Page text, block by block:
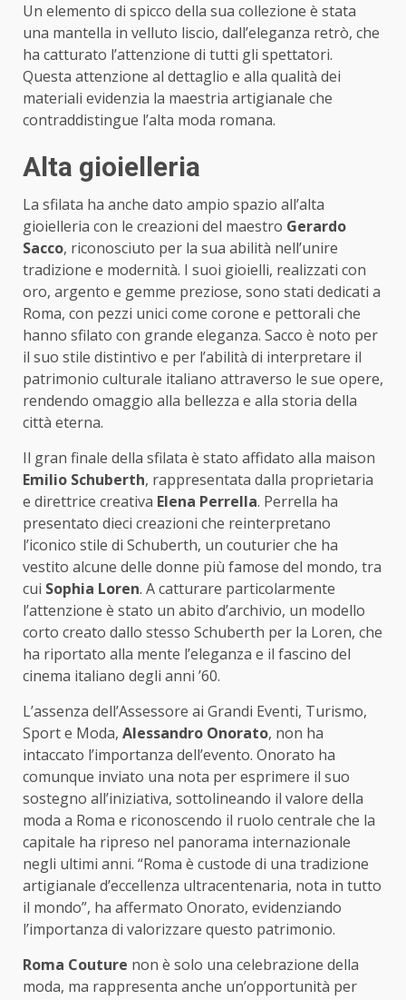
Un elemento di spicco della sua collezione è stata
una mantella in velluto liscio, dall’eleganza retrò, che
ha catturato l’attenzione di tutti gli spettatori.
Questa attenzione al dettaglio e alla qualità dei
materiali evidenzia la maestria artigianale che
contraddistingue l’alta moda romana.
Alta gioielleria
La sfilata ha anche dato ampio spazio all’alta
gioielleria con le creazioni del maestro Gerardo
Sacco, riconosciuto per la sua abilità nell’unire
tradizione e modernità. I suoi gioielli, realizzati con
oro, argento e gemme preziose, sono stati dedicati a
Roma, con pezzi unici come corone e pettorali che
hanno sfilato con grande eleganza. Sacco è noto per
il suo stile distintivo e per l’abilità di interpretare il
patrimonio culturale italiano attraverso le sue opere,
rendendo omaggio alla bellezza e alla storia della
città eterna.
Il gran finale della sfilata è stato affidato alla maison
Emilio Schuberth, rappresentata dalla proprietaria
e direttrice creativa Elena Perrella. Perrella ha
presentato dieci creazioni che reinterpretano
l’iconico stile di Schuberth, un couturier che ha
vestito alcune delle donne più famose del mondo, tra
cui Sophia Loren. A catturare particolarmente
l’attenzione è stato un abito d’archivio, un modello
corto creato dallo stesso Schuberth per la Loren, che
ha riportato alla mente l’eleganza e il fascino del
cinema italiano degli anni ’60.
L’assenza dell’Assessore ai Grandi Eventi, Turismo,
Sport e Moda, Alessandro Onorato, non ha
intaccato l’importanza dell’evento. Onorato ha
comunque inviato una nota per esprimere il suo
sostegno all’iniziativa, sottolineando il valore della
moda a Roma e riconoscendo il ruolo centrale che la
capitale ha ripreso nel panorama internazionale
negli ultimi anni. “Roma è custode di una tradizione
artigianale d’eccellenza ultracentenaria, nota in tutto
il mondo”, ha affermato Onorato, evidenziando
l’importanza di valorizzare questo patrimonio.
Roma Couture non è solo una celebrazione della
moda, ma rappresenta anche un’opportunità per